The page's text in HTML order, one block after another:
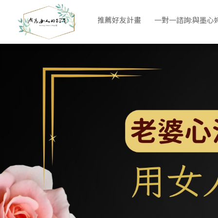
墨心婷：重燃婚姻愛火【陪跑營】
推薦好友計畫 一對一諮詢:與墨心